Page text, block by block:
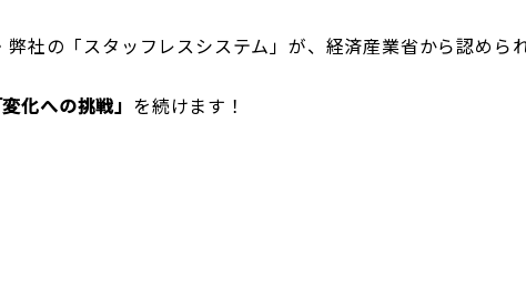
社の「スタッフレスシステム」が、経済産業省から認めら
変化への挑戦」 を続けます！